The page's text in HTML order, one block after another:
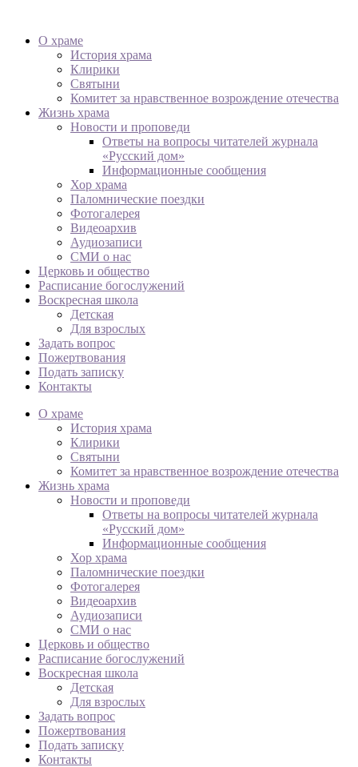
О храме
История храма
Клирики
Святыни
Комитет за нравственное возрождение отечества
Жизнь храма
Новости и проповеди
Ответы на вопросы читателей журнала
«Русский дом»
Информационные сообщения
Хор храма
Паломнические поездки
Фотогалерея
Видеоархив
Аудиозаписи
СМИ о нас
Церковь и общество
Расписание богослужений
Воскресная школа
Детская
Для взрослых
Задать вопрос
Пожертвования
Подать записку
Контакты
О храме
История храма
Клирики
Святыни
Комитет за нравственное возрождение отечества
Жизнь храма
Новости и проповеди
Ответы на вопросы читателей журнала
«Русский дом»
Информационные сообщения
Хор храма
Паломнические поездки
Фотогалерея
Видеоархив
Аудиозаписи
СМИ о нас
Церковь и общество
Расписание богослужений
Воскресная школа
Детская
Для взрослых
Задать вопрос
Пожертвования
Подать записку
Контакты